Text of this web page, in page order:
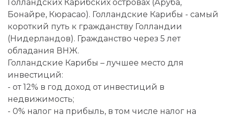
Голландских Карибских островах (Аруба,
Бонайре, Кюрасао). Голландские Карибы - самый
короткий путь к гражданству Голландии
(Нидерландов). Гражданство через 5 лет
обладания ВНЖ.
Голландские Карибы – лучшее место для
инвестиций:
- от 12% в год доход от инвестиций в
недвижимость;
- 0% налог на прибыль, в том числе налог на